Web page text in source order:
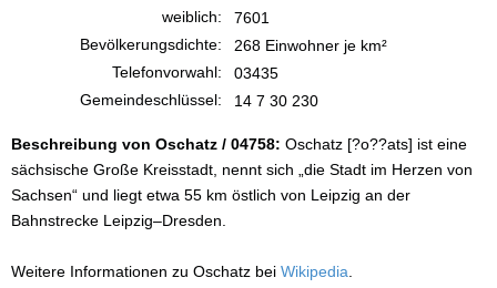
weiblich:
7601
Bevölkerungsdichte:
268 Einwohner je km²
Telefonvorwahl:
03435
Gemeindeschlüssel:
14 7 30 230
Beschreibung von Oschatz / 04758: Oschatz [?o??ats] ist eine
sächsische Große Kreisstadt, nennt sich „die Stadt im Herzen von
Sachsen“ und liegt etwa 55 km östlich von Leipzig an der
Bahnstrecke Leipzig–Dresden.
Weitere Informationen zu Oschatz bei Wikipedia